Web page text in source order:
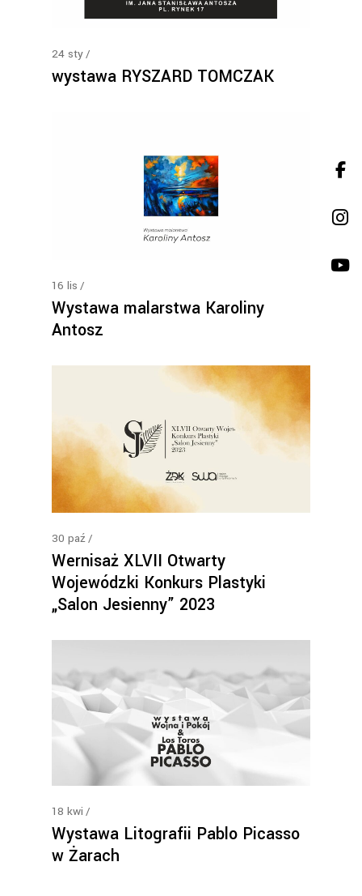
24 sty
wystawa RYSZARD TOMCZAK
16 lis
Wystawa malarstwa Karoliny
Antosz
30 paź
Wernisaż XLVII Otwarty
Wojewódzki Konkurs Plastyki
„Salon Jesienny” 2023
18 kwi
Wystawa Litografii Pablo Picasso
w Żarach